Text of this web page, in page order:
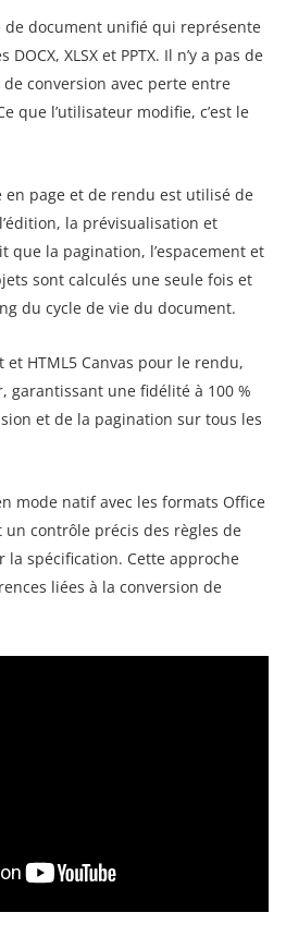
de document unifié qui représente
XLSX et PPTX. Il n’y a pas de
conversion avec perte entre
que l’utilisateur modifie, c’est le
en page et de rendu est utilisé de
la prévisualisation et
que la pagination, l’espacement et
sont calculés une seule fois et
du cycle de vie du document.
et HTML5 Canvas pour le rendu,
garantissant une fidélité à 100 %
et de la pagination sur tous les
mode natif avec les formats Office
un contrôle précis des règles de
la spécification. Cette approche
liées à la conversion de